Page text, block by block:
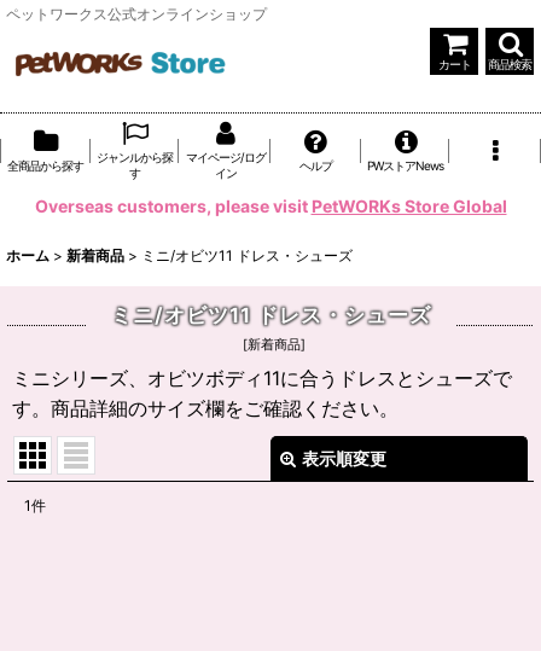
ペットワークス公式オンラインショップ
カート 商品検索
全商品から探す
ジャンルから探
す
マイページ/ログ
イン
ヘルプ PWストアNews
Overseas customers, please visit PetWORKs Store Global
ホーム > 新着商品 > ミニ/オビツ11 ドレス・シューズ
ミニ/オビツ11 ドレス・シューズ
[新着商品]
ミニシリーズ、オビツボディ11に合うドレスとシューズで
す。商品詳細のサイズ欄をご確認ください。
表示順変更
1件